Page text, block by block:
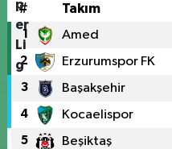
# Takım
1 Amed
2 Erzurumspor FK
3 Başakşehir
4 Kocaelispor
5 Beşiktaş